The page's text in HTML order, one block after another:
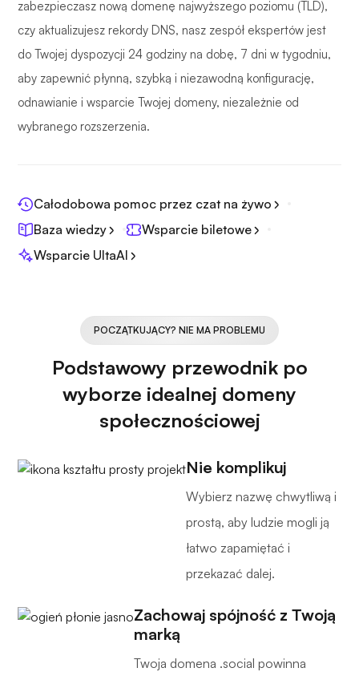
zabezpieczasz nową domenę najwyższego poziomu (TLD),
czy aktualizujesz rekordy DNS, nasz zespół ekspertów jest
do Twojej dyspozycji 24 godziny na dobę, 7 dni w tygodniu,
aby zapewnić płynną, szybką i niezawodną konfigurację,
odnawianie i wsparcie Twojej domeny, niezależnie od
wybranego rozszerzenia.
Całodobowa pomoc przez czat na żywo
Baza wiedzy
Wsparcie biletowe
Wsparcie UltaAI
POCZĄTKUJĄCY? NIE MA PROBLEMU
Podstawowy przewodnik po
wyborze idealnej domeny
społecznościowej
Nie komplikuj
Wybierz nazwę chwytliwą i
prostą, aby ludzie mogli ją
łatwo zapamiętać i
przekazać dalej.
Zachowaj spójność z Twoją
marką
Twoja domena .social powinna